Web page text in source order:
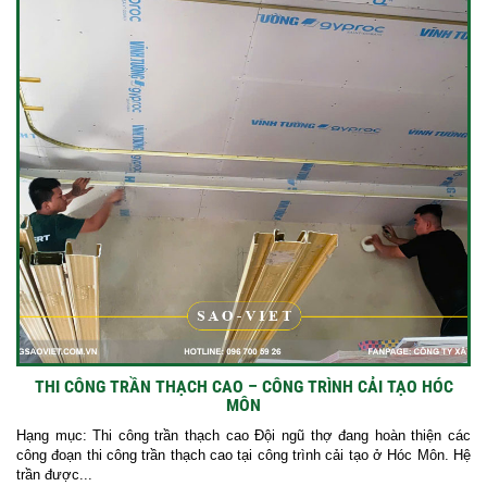
THI CÔNG TRẦN THẠCH CAO – CÔNG TRÌNH CẢI TẠO HÓC
MÔN
Hạng mục: Thi công trần thạch cao Đội ngũ thợ đang hoàn thiện các
công đoạn thi công trần thạch cao tại công trình cải tạo ở Hóc Môn. Hệ
trần được...